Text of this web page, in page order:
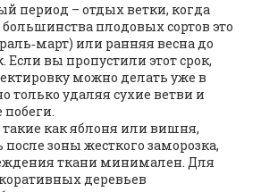
период – отдых ветки, когда
плодовых сортов это
или ранняя весна до
Если вы пропустили этот срок,
можно делать уже в
только удаляя сухие ветви и
как яблоня или вишня,
зоны жесткого заморозка,
ткани минимален. Для
деревьев